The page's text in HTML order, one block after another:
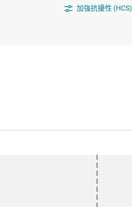
加強抗擾性 (HCS)